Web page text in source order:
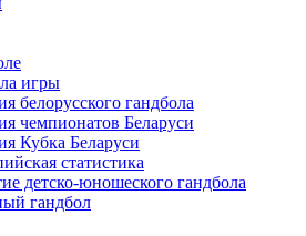
игры
белорусского гандбола
чемпионатов Беларуси
Кубка Беларуси
статистика
детско-юношеского гандбола
гандбол